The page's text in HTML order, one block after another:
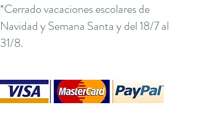
*Cerrado vacaciones escolares de
Navidad y Semana Santa y del 18/7 al
31/8.